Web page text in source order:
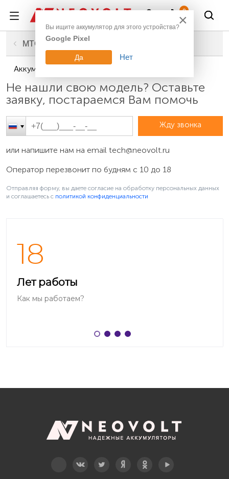
0
Главная
Смартфоны, планшеты, гаджеты
Аккумуляторы для телефонов
МТС
Аккумуляторы для телефонов МТС 635
Не нашли свою модель? Оставьте
заявку, постараемся Вам помочь
Жду звонка
или напишите нам на email tech@neovolt.ru
Оператор перезвонит по будням с 10 до 18
Отправляя форму, вы даете согласие на обработку персональных данных
и соглашаетесь c политикой конфиденциальности
18
Лет работы
Как мы работаем?
×
Вы ищите аккумулятор для этого устройства?
Google Pixel
Да Нет